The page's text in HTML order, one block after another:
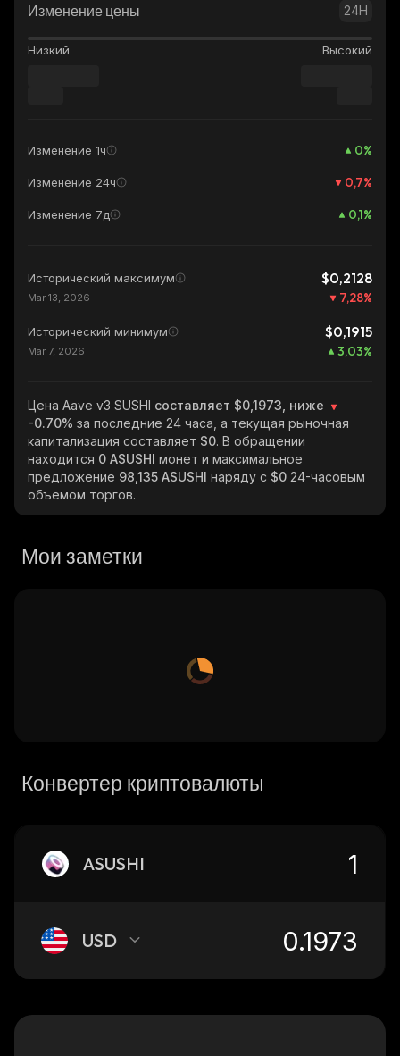
Изменение цены 24H
Низкий Высокий
Изменение 1ч 0%
Изменение 24ч 0,7%
Изменение 7д 0,1%
Исторический максимум $0,2128
Mar 13, 2026 7,28%
Исторический минимум $0,1915
Mar 7, 2026 3,03%
Цена Aave v3 SUSHI составляет $0,1973, ниже
-0.70% за последние 24 часа, а текущая рыночная
капитализация составляет $0. В обращении
находится 0 ASUSHI монет и максимальное
предложение 98,135 ASUSHI наряду с $0 24-часовым
объемом торгов.
Мои заметки
Конвертер криптовалюты
ASUSHI
USD